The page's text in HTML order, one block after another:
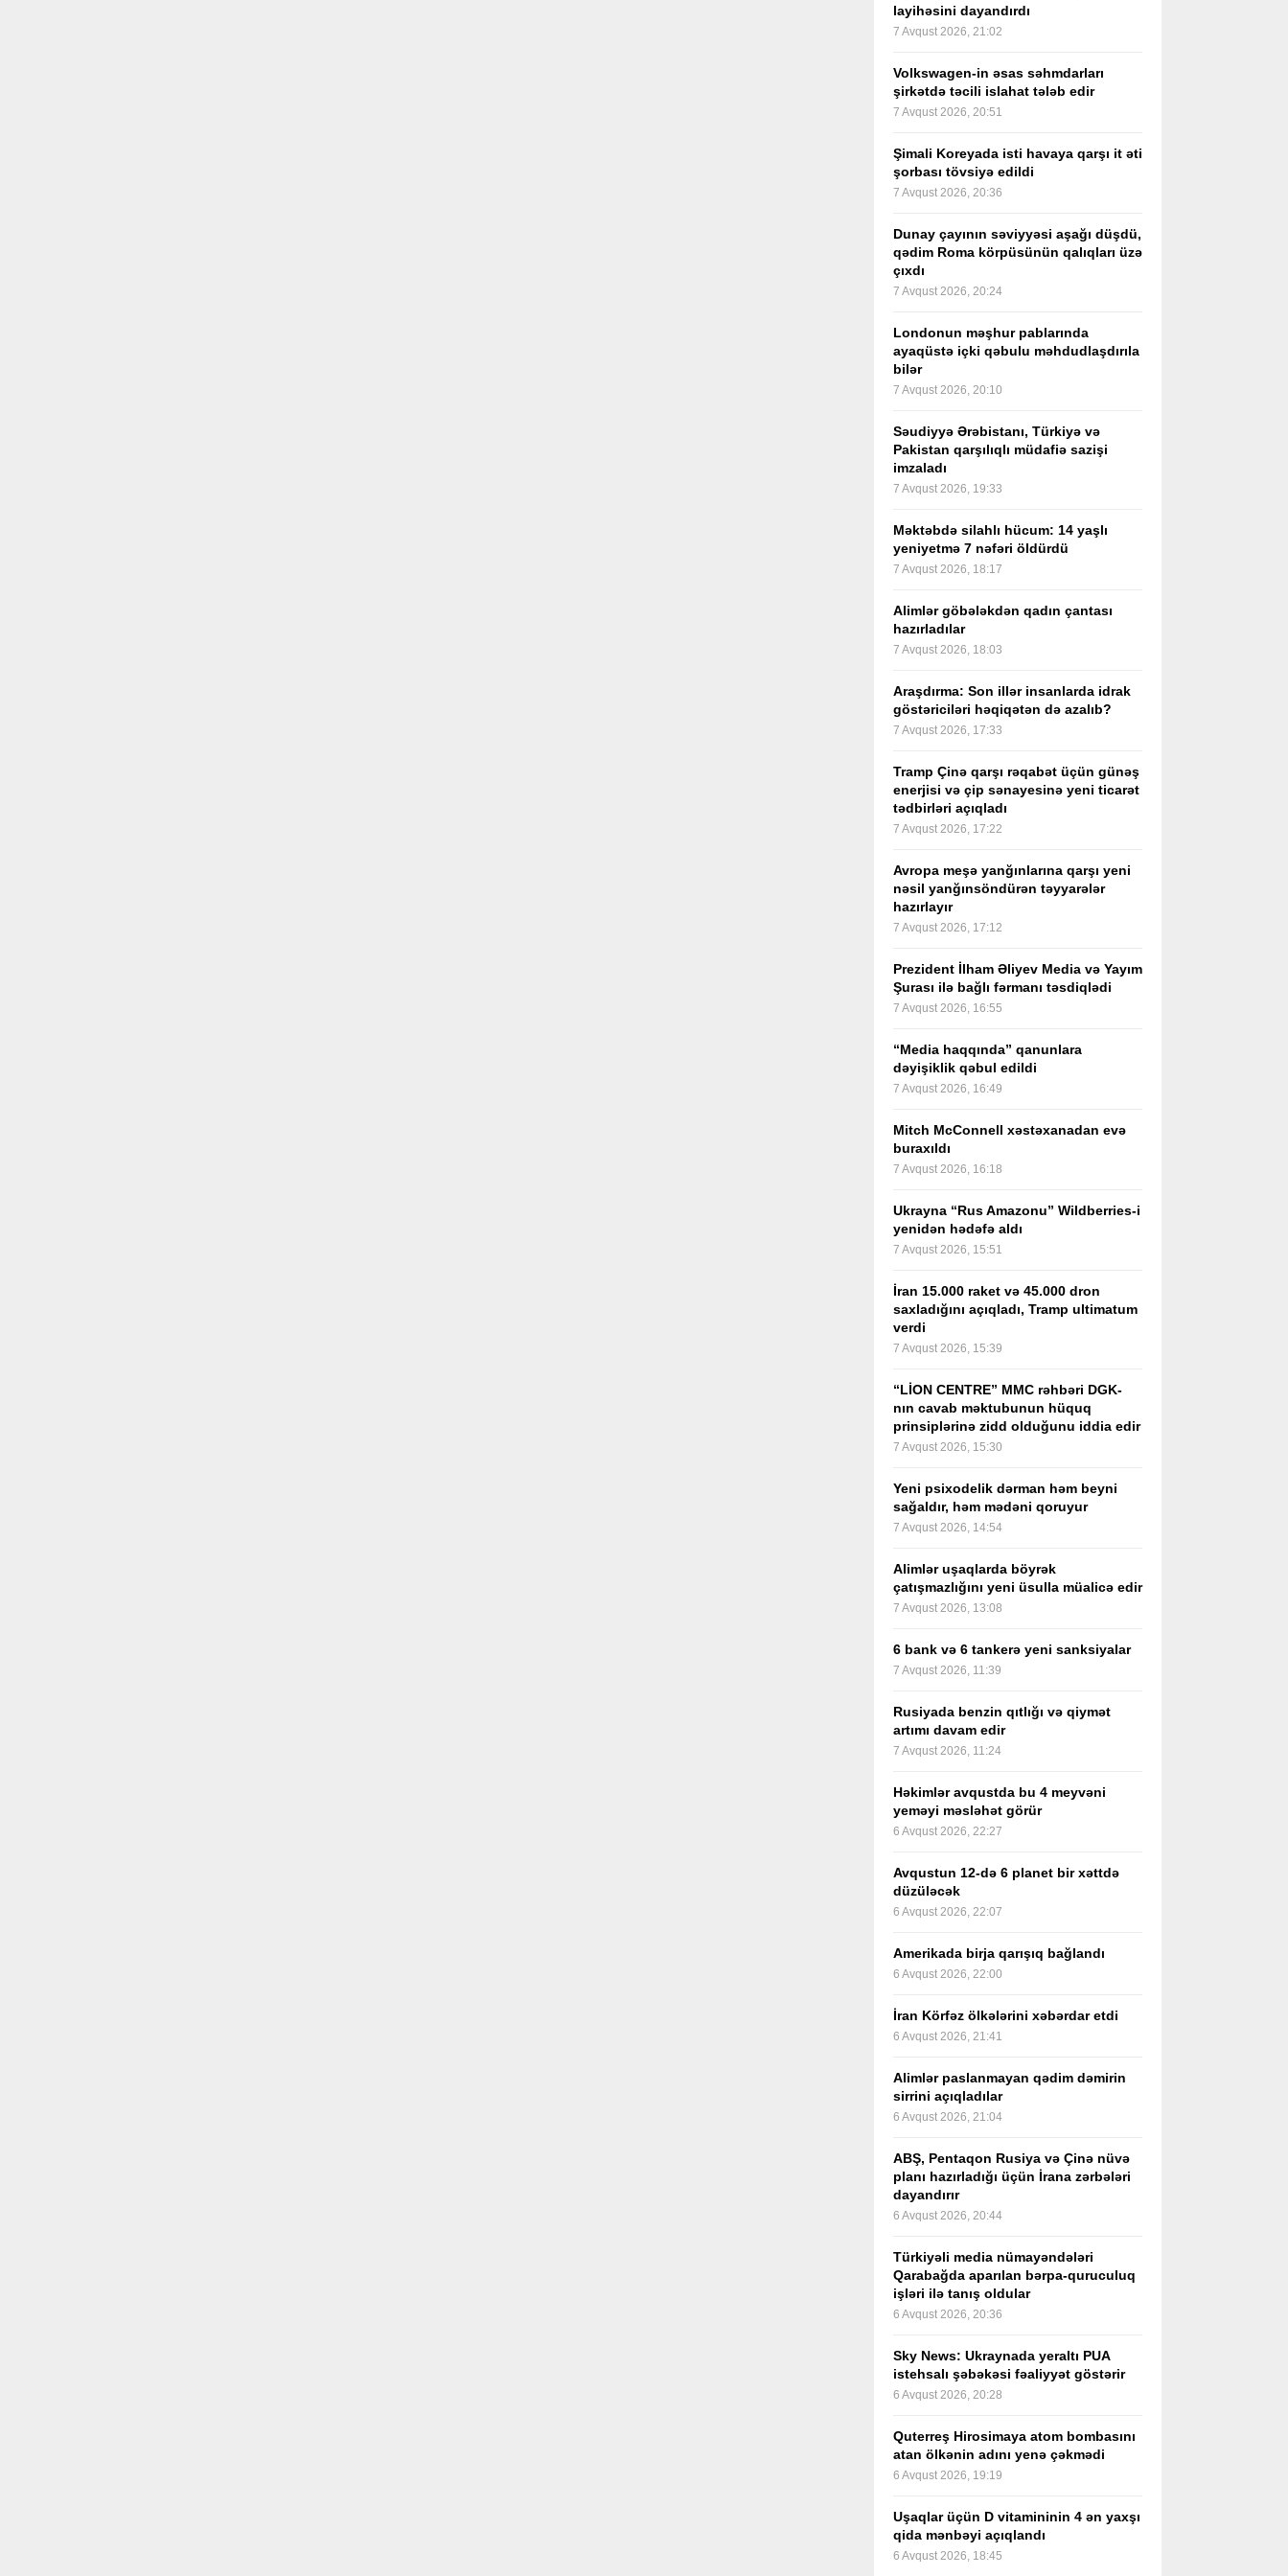
layihəsini dayandırdı
7 Avqust 2026, 21:02
Volkswagen-in əsas səhmdarları
şirkətdə təcili islahat tələb edir
7 Avqust 2026, 20:51
Şimali Koreyada isti havaya qarşı it əti
şorbası tövsiyə edildi
7 Avqust 2026, 20:36
Dunay çayının səviyyəsi aşağı düşdü,
qədim Roma körpüsünün qalıqları üzə
çıxdı
7 Avqust 2026, 20:24
Londonun məşhur pablarında
ayaqüstə içki qəbulu məhdudlaşdırıla
bilər
7 Avqust 2026, 20:10
Səudiyyə Ərəbistanı, Türkiyə və
Pakistan qarşılıqlı müdafiə sazişi
imzaladı
7 Avqust 2026, 19:33
Məktəbdə silahlı hücum: 14 yaşlı
yeniyetmə 7 nəfəri öldürdü
7 Avqust 2026, 18:17
Alimlər göbələkdən qadın çantası
hazırladılar
7 Avqust 2026, 18:03
Araşdırma: Son illər insanlarda idrak
göstəriciləri həqiqətən də azalıb?
7 Avqust 2026, 17:33
Tramp Çinə qarşı rəqabət üçün günəş
enerjisi və çip sənayesinə yeni ticarət
tədbirləri açıqladı
7 Avqust 2026, 17:22
Avropa meşə yanğınlarına qarşı yeni
nəsil yanğınsöndürən təyyarələr
hazırlayır
7 Avqust 2026, 17:12
Prezident İlham Əliyev Media və Yayım
Şurası ilə bağlı fərmanı təsdiqlədi
7 Avqust 2026, 16:55
“Media haqqında” qanunlara
dəyişiklik qəbul edildi
7 Avqust 2026, 16:49
Mitch McConnell xəstəxanadan evə
buraxıldı
7 Avqust 2026, 16:18
Ukrayna “Rus Amazonu” Wildberries-i
yenidən hədəfə aldı
7 Avqust 2026, 15:51
İran 15.000 raket və 45.000 dron
saxladığını açıqladı, Tramp ultimatum
verdi
7 Avqust 2026, 15:39
“LİON CENTRE” MMC rəhbəri DGK-
nın cavab məktubunun hüquq
prinsiplərinə zidd olduğunu iddia edir
7 Avqust 2026, 15:30
Yeni psixodelik dərman həm beyni
sağaldır, həm mədəni qoruyur
7 Avqust 2026, 14:54
Alimlər uşaqlarda böyrək
çatışmazlığını yeni üsulla müalicə edir
7 Avqust 2026, 13:08
6 bank və 6 tankerə yeni sanksiyalar
7 Avqust 2026, 11:39
Rusiyada benzin qıtlığı və qiymət
artımı davam edir
7 Avqust 2026, 11:24
Həkimlər avqustda bu 4 meyvəni
yeməyi məsləhət görür
6 Avqust 2026, 22:27
Avqustun 12-də 6 planet bir xəttdə
düzüləcək
6 Avqust 2026, 22:07
Amerikada birja qarışıq bağlandı
6 Avqust 2026, 22:00
İran Körfəz ölkələrini xəbərdar etdi
6 Avqust 2026, 21:41
Alimlər paslanmayan qədim dəmirin
sirrini açıqladılar
6 Avqust 2026, 21:04
ABŞ, Pentaqon Rusiya və Çinə nüvə
planı hazırladığı üçün İrana zərbələri
dayandırır
6 Avqust 2026, 20:44
Türkiyəli media nümayəndələri
Qarabağda aparılan bərpa-quruculuq
işləri ilə tanış oldular
6 Avqust 2026, 20:36
Sky News: Ukraynada yeraltı PUA
istehsalı şəbəkəsi fəaliyyət göstərir
6 Avqust 2026, 20:28
Quterreş Hirosimaya atom bombasını
atan ölkənin adını yenə çəkmədi
6 Avqust 2026, 19:19
Uşaqlar üçün D vitamininin 4 ən yaxşı
qida mənbəyi açıqlandı
6 Avqust 2026, 18:45